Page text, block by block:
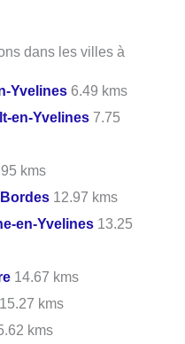
dans les villes à
Yvelines 6.49 kms
en-Yvelines 7.75
kms
12.97 kms
en-Yvelines 13.25
14.67 kms
15.27 kms
kms